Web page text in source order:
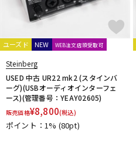
管楽器
アンプ
DJ機器
ユーズド NEW WEB注文店頭受取可
Steinberg
USED 中古 UR22 mk2 (スタインバ
ーグ)(USBオーディオインターフェ
ース)(管理番号：YEAY02605)
販売価格¥8,800(税込)
ポイント：1% (80pt)